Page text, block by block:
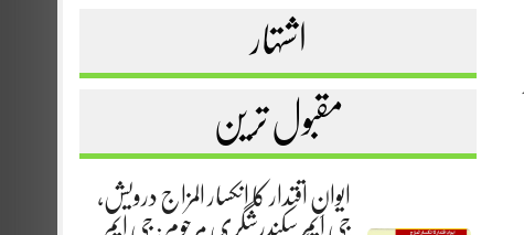
اشتہار
مقبول ترین
ایوانِ اقتدار کا انکسار المزاج درویش،
جی ایم سکندرشگری مرحوم: جی ایم